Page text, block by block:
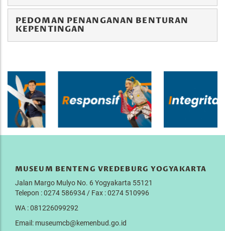
PEDOMAN PENANGANAN BENTURAN
KEPENTINGAN
MUSEUM BENTENG VREDEBURG YOGYAKARTA
Jalan Margo Mulyo No. 6 Yogyakarta 55121
Telepon : 0274 586934 / Fax : 0274 510996
WA : 081226099292
Email: museumcb@kemenbud.go.id